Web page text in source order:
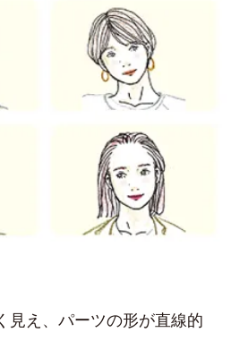
見え、パーツの形が直線的